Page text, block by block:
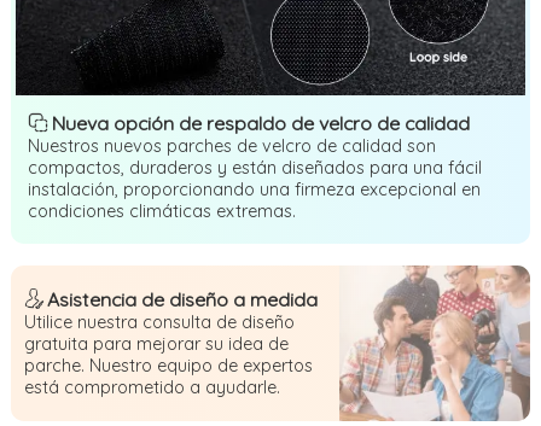
Nueva opción de respaldo de velcro de calidad
Nuestros nuevos parches de velcro de calidad son
compactos, duraderos y están diseñados para una fácil
instalación, proporcionando una firmeza excepcional en
condiciones climáticas extremas.
Asistencia de diseño a medida
Utilice nuestra consulta de diseño
gratuita para mejorar su idea de
parche. Nuestro equipo de expertos
está comprometido a ayudarle.